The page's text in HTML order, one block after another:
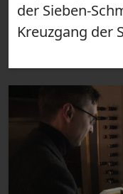
der Sieben-
Kreuzgang der